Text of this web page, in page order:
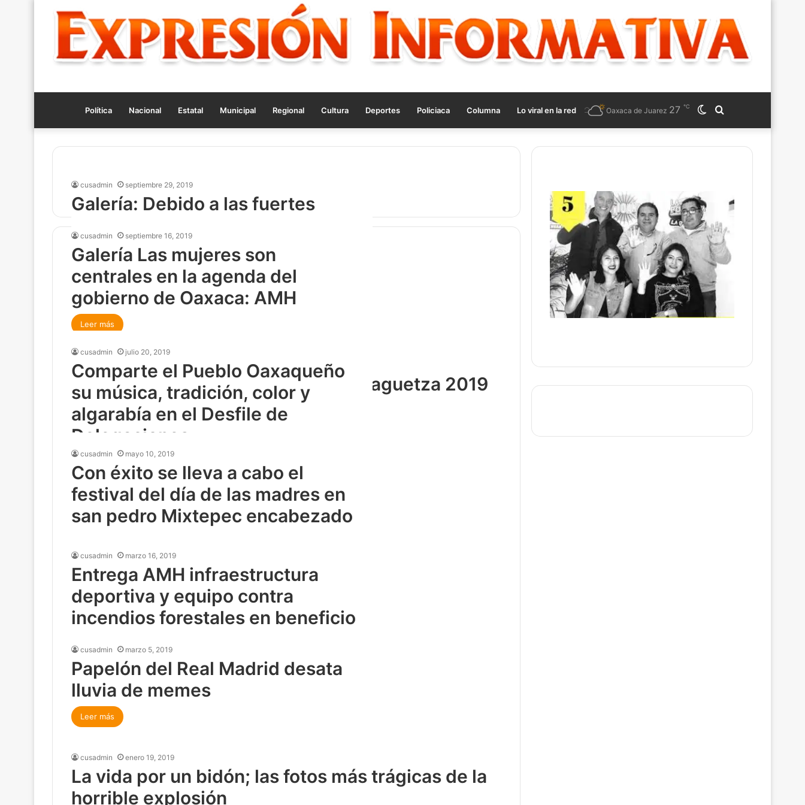
Política Nacional Estatal Municipal Regional Cultura Deportes Policiaca Columna Lo viral en la red
for
Switch
skin
Oaxaca de Juarez 27 ℃
Galería
cusadmin septiembre 29, 2019
Galería: Debido a las fuertes
lluvias por la tormenta tropical
Narda
Leer más
cusadmin septiembre 16, 2019
Galería Las mujeres son
centrales en la agenda del
gobierno de Oaxaca: AMH
Leer más
cusadmin julio 22, 2019
Galería primer lunes del cerro Guelaguetza 2019
Leer más
cusadmin julio 20, 2019
Comparte el Pueblo Oaxaqueño
su música, tradición, color y
algarabía en el Desfile de
Delegaciones
cusadmin mayo 28, 2019
El mundo bajo el lente
Leer más
cusadmin mayo 10, 2019
Con éxito se lleva a cabo el
festival del día de las madres en
san pedro Mixtepec encabezado
Tottenham y su milagro en
Champions desatan memes
Leer más
cusadmin marzo 16, 2019
Entrega AMH infraestructura
deportiva y equipo contra
incendios forestales en beneficio
Leer más
cusadmin marzo 5, 2019
Papelón del Real Madrid desata
lluvia de memes
Leer más
cusadmin enero 19, 2019
La vida por un bidón; las fotos más trágicas de la
horrible explosión